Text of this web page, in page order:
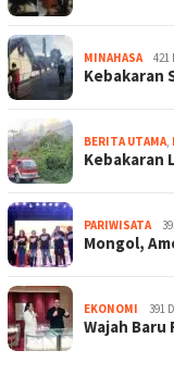
MINAHASA
Kebakaran
BERITA UTAMA,
Kebakaran
PARIWISATA
Mongol,
EKONOMI 391
Wajah Baru